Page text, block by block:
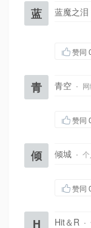
蓝 蓝魔之泪
赞同
青 青空 ·
赞同
倾 倾城 ·
赞同
H Hit＆R ·